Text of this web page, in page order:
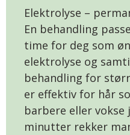
Elektrolyse –
En behandling
time for deg som
elektrolyse og
behandling for
er effektiv for hår
barbere eller vokse
minutter rekker